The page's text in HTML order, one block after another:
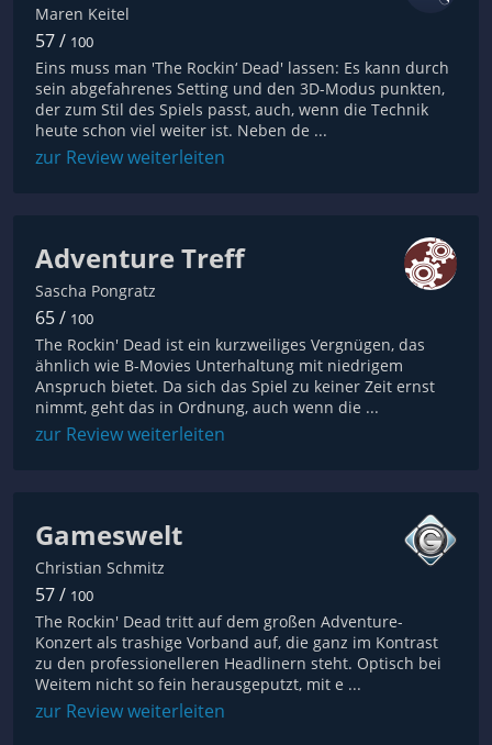
Maren Keitel
57 / 100
Eins muss man 'The Rockin‘ Dead' lassen: Es kann durch
sein abgefahrenes Setting und den 3D-Modus punkten,
der zum Stil des Spiels passt, auch, wenn die Technik
heute schon viel weiter ist. Neben de ...
zur Review weiterleiten
Adventure Treff
Sascha Pongratz
65 / 100
The Rockin' Dead ist ein kurzweiliges Vergnügen, das
ähnlich wie B-Movies Unterhaltung mit niedrigem
Anspruch bietet. Da sich das Spiel zu keiner Zeit ernst
nimmt, geht das in Ordnung, auch wenn die ...
zur Review weiterleiten
Gameswelt
Christian Schmitz
57 / 100
The Rockin' Dead tritt auf dem großen Adventure-
Konzert als trashige Vorband auf, die ganz im Kontrast
zu den professionelleren Headlinern steht. Optisch bei
Weitem nicht so fein herausgeputzt, mit e ...
zur Review weiterleiten